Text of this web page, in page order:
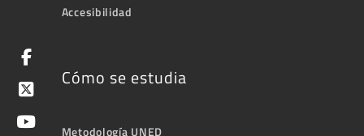
Accesibilidad
Cómo se estudia
Metodología UNED